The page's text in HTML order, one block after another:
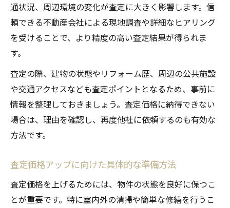
通状況、周辺環境の変化が査定に大きく影響します。信
頼できる不動産会社による現地調査や詳細なヒアリング
を受けることで、より精度の高い査定結果が得られま
す。
査定の際、建物の状態やリフォーム歴、周辺の公共施設
や交通アクセスなども査定ポイントとなるため、事前に
情報を整理しておきましょう。査定価格に納得できない
場合は、理由を確認し、再度他社に依頼するのも有効な
方法です。
査定価格アップに向けた具体的な準備方法
査定価格を上げるためには、物件の状態を良好に保つこ
とが重要です。特に室内外の清掃や簡単な修繕を行うこ